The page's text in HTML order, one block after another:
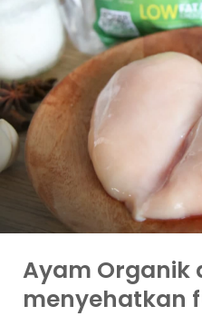
Ayam Organik
menyehatkan